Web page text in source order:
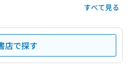
すべて見る
店で探す